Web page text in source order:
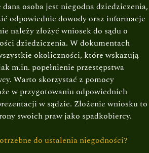
dana osoba jest niegodna dziedziczenia,
odpowiednie dowody oraz informacje
należy złożyć wniosek do sądu o
dziedziczenia. W dokumentach
okoliczności, które wskazują
m.in. popełnienie przestępstwa
Warto skorzystać z pomocy
w przygotowaniu odpowiednich
w sądzie. Złożenie wniosku to
swoich praw jako spadkobiercy.
do ustalenia niegodności?